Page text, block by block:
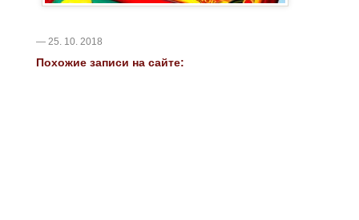
— 25. 10. 2018
Похожие записи на сайте: